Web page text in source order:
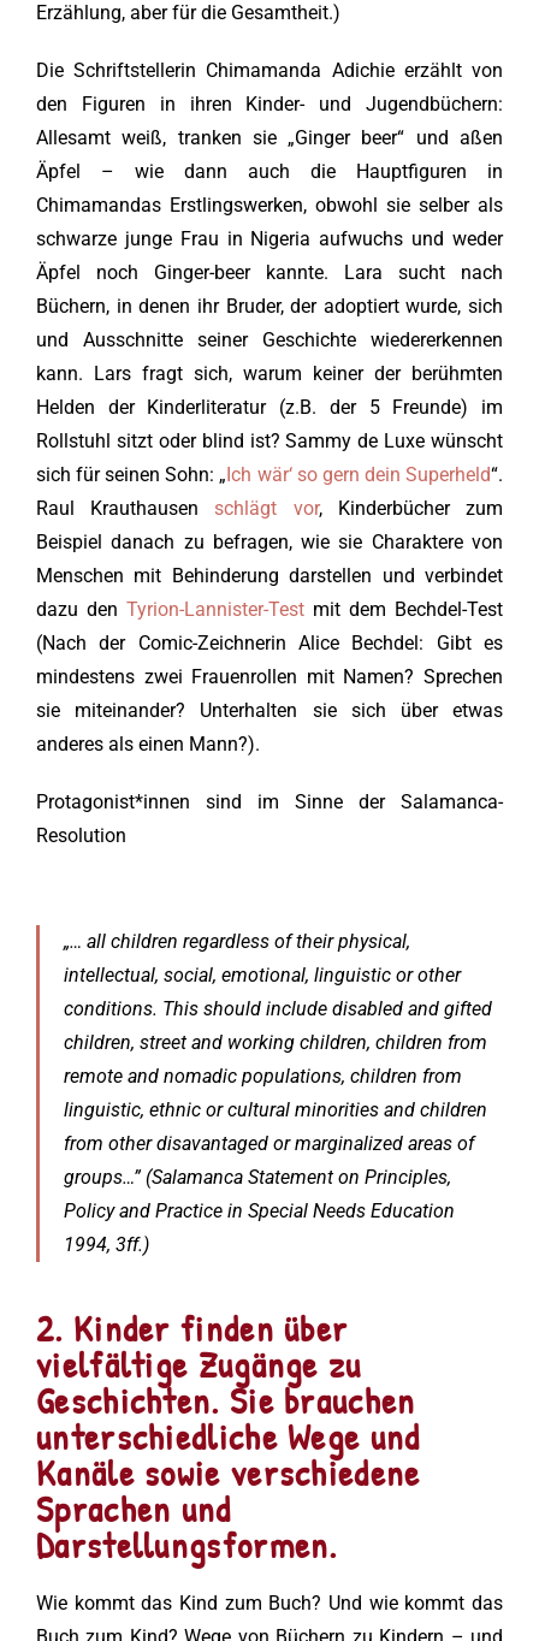
Erzählung, aber für die Gesamtheit.)
Die Schriftstellerin Chimamanda Adichie erzählt von
den Figuren in ihren Kinder- und Jugendbüchern:
Allesamt weiß, tranken sie „Ginger beer“ und aßen
Äpfel – wie dann auch die Hauptfiguren in
Chimamandas Erstlingswerken, obwohl sie selber als
schwarze junge Frau in Nigeria aufwuchs und weder
Äpfel noch Ginger-beer kannte. Lara sucht nach
Büchern, in denen ihr Bruder, der adoptiert wurde, sich
und Ausschnitte seiner Geschichte wiedererkennen
kann. Lars fragt sich, warum keiner der berühmten
Helden der Kinderliteratur (z.B. der 5 Freunde) im
Rollstuhl sitzt oder blind ist? Sammy de Luxe wünscht
sich für seinen Sohn: „ Ich wär‘ so gern dein Superheld“.
Raul Krauthausenschlägt vor, Kinderbücher zum
Beispiel danach zu befragen, wie sie Charaktere von
Menschen mit Behinderung darstellen und verbindet
dazu den Tyrion-Lannister-Test mit dem Bechdel-Test
(Nach der Comic-Zeichnerin Alice Bechdel: Gibt es
mindestens zwei Frauenrollen mit Namen? Sprechen
sie miteinander? Unterhalten sie sich über etwas
anderes als einen Mann?).
Protagonist*innen sind im Sinne der Salamanca-
Resolution
„… all children regardless of their physical,
intellectual, social, emotional, linguistic or other
conditions. This should include disabled and gifted
children, street and working children, children from
remote and nomadic populations, children from
linguistic, ethnic or cultural minorities and children
from other disavantaged or marginalized areas of
groups…” (Salamanca Statement on Principles,
Policy and Practice in Special Needs Education
1994, 3ff.)
2. Kinder finden über
vielfältige Zugänge zu
Geschichten. Sie brauchen
unterschiedliche Wege und
Kanäle sowie verschiedene
Sprachen und
Darstellungsformen.
Wie kommt das Kind zum Buch? Und wie kommt das